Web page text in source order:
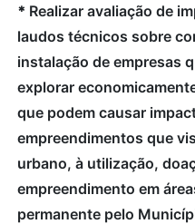
* Realizar avaliação de
laudos técnicos sobre
instalação de empresas
explorar
que podem causar
empreendimentos que
urbano, à utilização,
empreendimento em
permanente pelo